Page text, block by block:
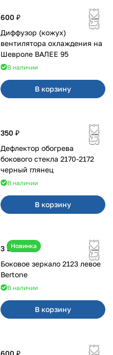
600 ₽
Диффузор (кожух)
вентилятора охлаждения на
Шевроле ВАЛЕЕ 95
В наличии
В корзину
350 ₽
Дефлектор обогрева
бокового стекла 2170-2172
черный глянец
В наличии
В корзину
Новинка
3 500 ₽
Боковое зеркало 2123 левое
Bertone
В наличии
В корзину
600 ₽